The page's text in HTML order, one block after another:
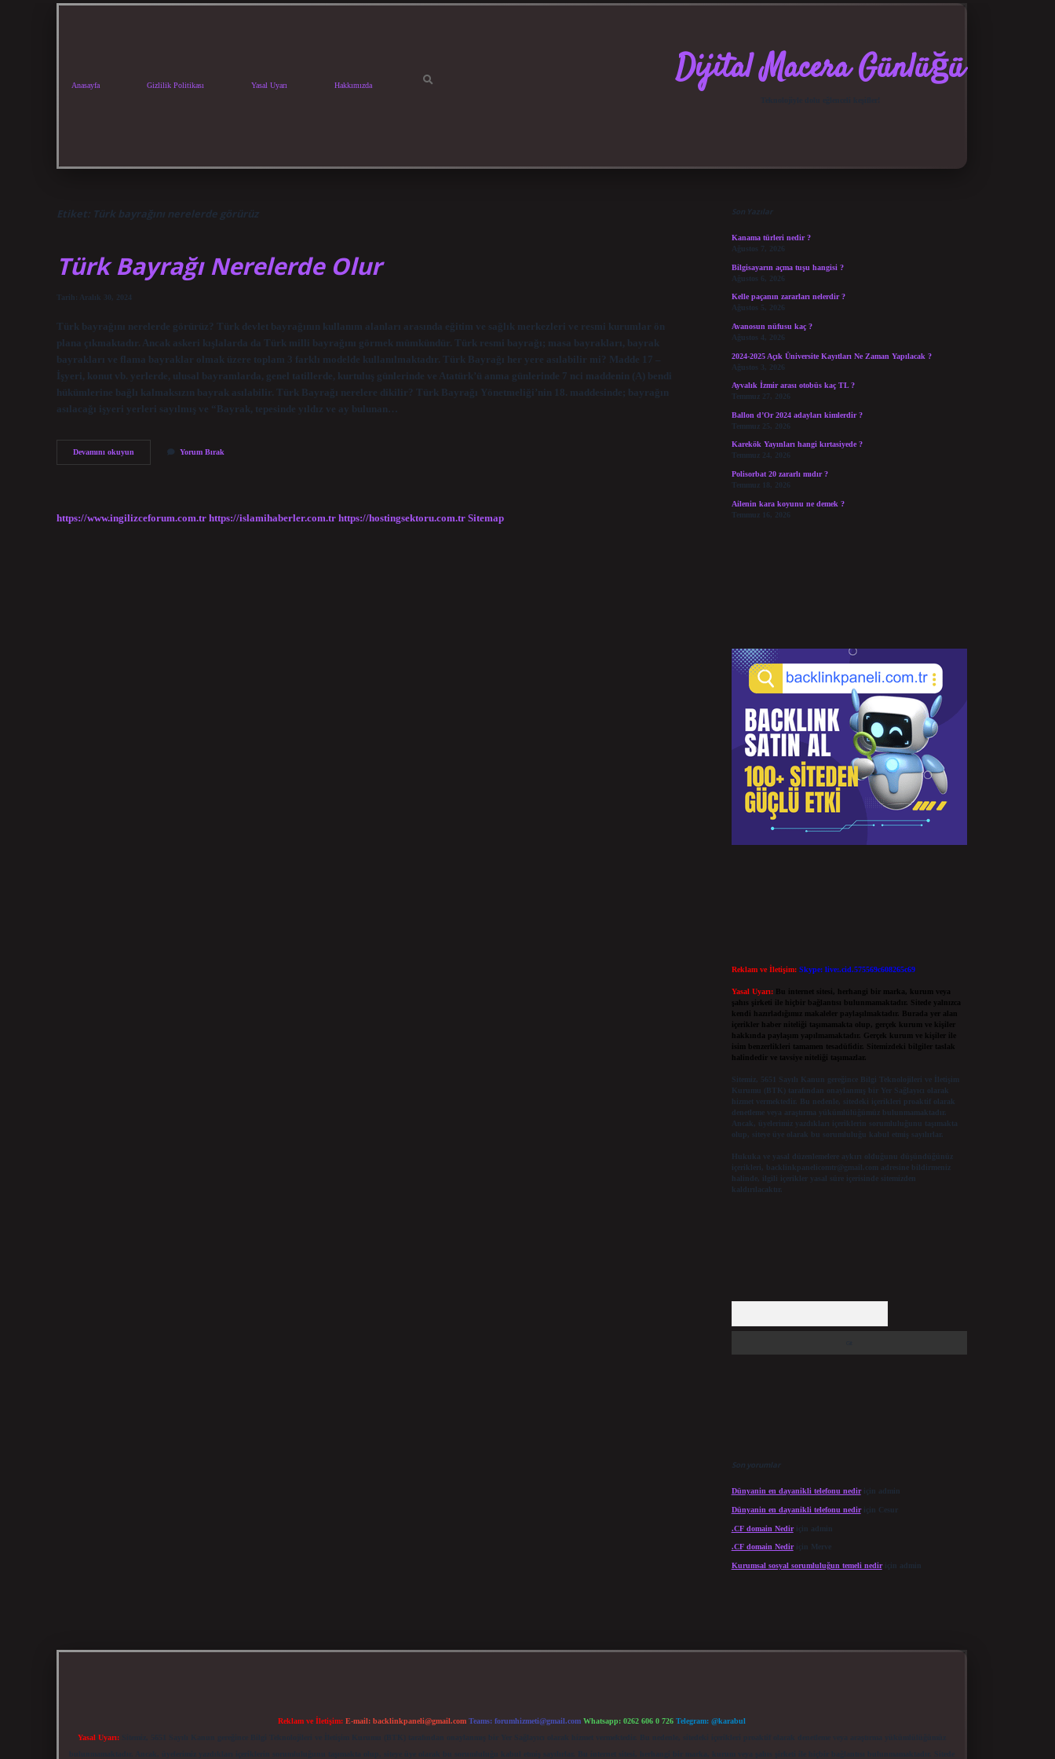
Anasayfa Gizlilik Politikası Yasal Uyarı Hakkımızda Dijital Macera Günlüğü
Etiket: Türk bayrağını nerelerde görürüz
Türk Bayrağı Nerelerde Olur
Tarih: Aralık 30, 2024
Türk bayrağını nerelerde görürüz? Türk devlet bayrağının kullanım alanları arasında eğitim ve sağlık merkezleri ve resmi kurumlar ön
plana çıkmaktadır. Ancak askeri kışlalarda da Türk milli bayrağını görmek mümkündür. Türk resmi bayrağı; masa bayrakları, bayrak
bayrakları ve flama bayraklar olmak üzere toplam 3 farklı modelde kullanılmaktadır. Türk Bayrağı her yere asılabilir mi? Madde 17 –
İşyeri, konut vb. yerlerde, ulusal bayramlarda, genel tatillerde, kurtuluş günlerinde ve Atatürk’ü anma günlerinde 7 nci maddenin (A) bendi
hükümlerine bağlı kalmaksızın bayrak asılabilir. Türk Bayrağı nerelere dikilir? Türk Bayrağı Yönetmeliği’nin 18. maddesinde; bayrağın
asılacağı işyeri yerleri sayılmış ve “Bayrak, tepesinde yıldız ve ay bulunan…
Devamını okuyun
Bayrağı
Yorum Bırak
https://www.ingilizceforum.com.tr https://islamihaberler.com.tr https://hostingsektoru.com.tr Sitemap
Son Yazılar
Kanama türleri nedir ?
Ağustos 7, 2026
Bilgisayarın açma tuşu hangisi ?
Ağustos 6, 2026
Kelle paçanın zararları nelerdir ?
Ağustos 5, 2026
Avanosun nüfusu kaç ?
Ağustos 4, 2026
2024-2025 Açık Üniversite Kayıtları Ne Zaman Yapılacak ?
Ağustos 3, 2026
Ayvalık İzmir arası otobüs kaç TL ?
Temmuz 27, 2026
Ballon d’Or 2024 adayları kimlerdir ?
Temmuz 25, 2026
Karekök Yayınları hangi kırtasiyede ?
Temmuz 24, 2026
Polisorbat 20 zararlı mıdır ?
Temmuz 18, 2026
Ailenin kara koyunu ne demek ?
Temmuz 16, 2026
Reklam ve İletişim: Skype: live:.cid.575569c608265c69
Yasal Uyarı:
Bu internet sitesi, herhangi bir marka, kurum veya
şahıs şirketi ile hiçbir bağlantısı bulunmamaktadır. Sitede yalnızca
kendi hazırladığımız makaleler paylaşılmaktadır. Burada yer alan
içerikler haber niteliği taşımamakta olup, gerçek kurum ve kişiler
hakkında paylaşım yapılmamaktadır. Gerçek kurum ve kişiler ile
isim benzerlikleri tamamen tesadüfidir. Sitemizdeki bilgiler taslak
halindedir ve tavsiye niteliği taşımazlar.
Sitemiz, 5651 Sayılı Kanun gereğince Bilgi Teknolojileri ve İletişim
Kurumu (BTK) tarafından onaylanmış bir Yer Sağlayıcı olarak
hizmet vermektedir. Bu nedenle, sitedeki içerikleri proaktif olarak
denetleme veya araştırma yükümlülüğümüz bulunmamaktadır.
Ancak, üyelerimiz yazdıkları içeriklerin sorumluluğunu taşımakta
olup, siteye üye olarak bu sorumluluğu kabul etmiş sayılırlar.
Hukuka ve yasal düzenlemelere aykırı olduğunu düşündüğünüz
içerikleri,
backlinkpanelicomtr@gmail.comadresine bildirmeniz
halinde, ilgili içerikler yasal süre içerisinde sitemizden
kaldırılacaktır.
Son yorumlar
Dünyanin en dayanikli telefonu nediriçin admin
Dünyanin en dayanikli telefonu nediriçin Cesur
.CF domain Nediriçin admin
.CF domain Nediriçin Merve
Kurumsal sosyal sorumluluğun temeli nediriçin admin
Reklam ve İletişim: E-mail: backlinkpaneli@gmail.com Teams: forumhizmeti@gmail.com Whatsapp: 0262 606 0 726 Telegram: @karabul
Yasal Uyarı: